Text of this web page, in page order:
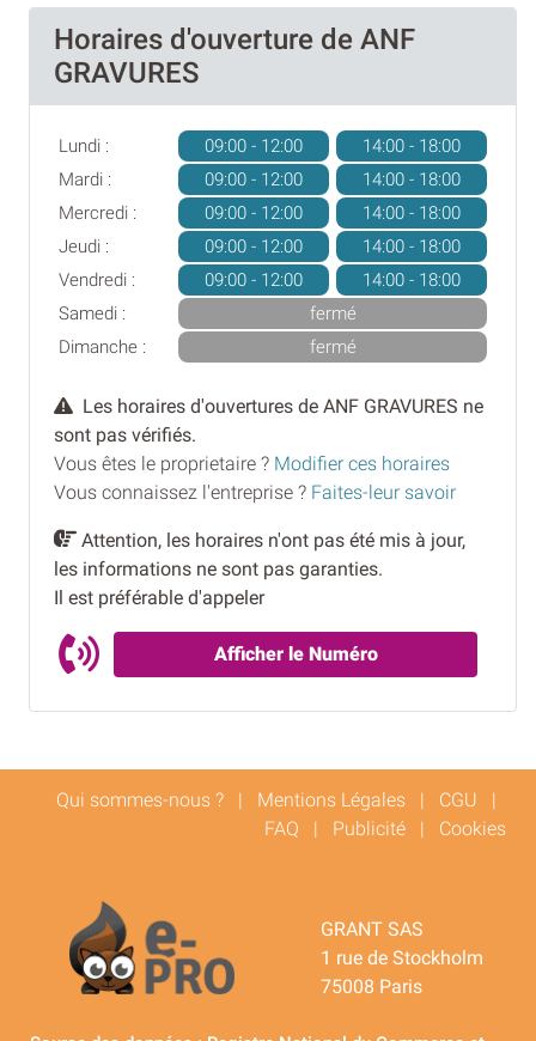
Horaires d'ouverture de ANF
GRAVURES
Lundi : 09:00 - 12:00
14:00 - 18:00
Mardi :
09:00 - 12:00
14:00 - 18:00
Mercredi :
09:00 - 12:00
14:00 - 18:00
Jeudi :
09:00 - 12:00
14:00 - 18:00
Vendredi :
09:00 - 12:00
14:00 - 18:00
Samedi :
fermé
Dimanche :
fermé
Les horaires d'ouvertures de ANF GRAVURES ne
sont pas vérifiés.
Vous êtes le proprietaire ? Modifier ces horaires
Vous connaissez l'entreprise ? Faites-leur savoir
Attention, les horaires n'ont pas été mis à jour,
les informations ne sont pas garanties.
Il est préférable d'appeler
Afficher le Numéro
Qui sommes-nous ? | Mentions Légales | CGU |
FAQ | Publicité | Cookies
GRANT SAS
1 rue de Stockholm
75008 Paris